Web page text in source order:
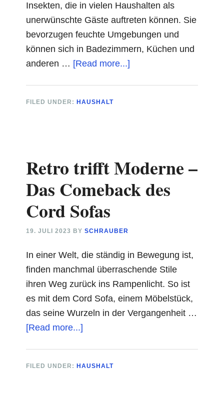
Insekten, die in vielen Haushalten als
unerwünschte Gäste auftreten können. Sie
bevorzugen feuchte Umgebungen und
können sich in Badezimmern, Küchen und
anderen … [Read more...]
FILED UNDER: HAUSHALT
Retro trifft Moderne –
Das Comeback des
Cord Sofas
19. JULI 2023 BYSCHRAUBER
In einer Welt, die ständig in Bewegung ist,
finden manchmal überraschende Stile
ihren Weg zurück ins Rampenlicht. So ist
es mit dem Cord Sofa, einem Möbelstück,
das seine Wurzeln in der Vergangenheit …
[Read more...]
Moderne
FILED UNDER: HAUSHALT